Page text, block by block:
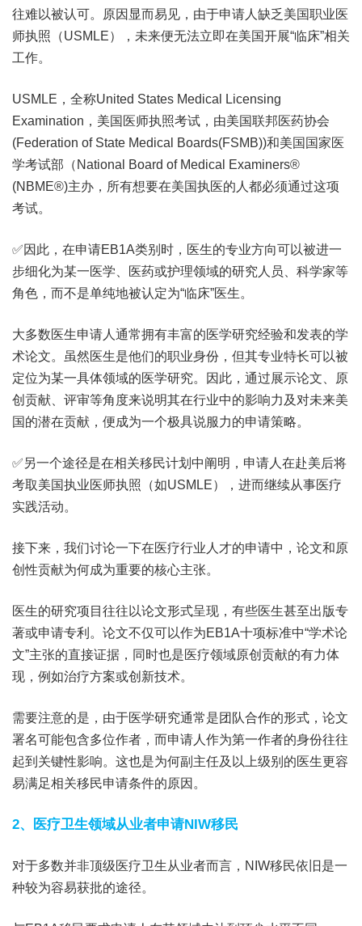
往难以被认可。原因显而易见，由于申请人缺乏美国职业医
师执照（USMLE），未来便无法立即在美国开展“临床”相关
工作。
USMLE，全称United States Medical Licensing
Examination，美国医师执照考试，由美国联邦医药协会
(Federation of State Medical Boards(FSMB))和美国国家医
学考试部（National Board of Medical Examiners®
(NBME®)主办，所有想要在美国执医的人都必须通过这项
考试。
✅因此，在申请EB1A类别时，医生的专业方向可以被进一
步细化为某一医学、医药或护理领域的研究人员、科学家等
角色，而不是单纯地被认定为“临床”医生。
大多数医生申请人通常拥有丰富的医学研究经验和发表的学
术论文。虽然医生是他们的职业身份，但其专业特长可以被
定位为某一具体领域的医学研究。因此，通过展示论文、原
创贡献、评审等角度来说明其在行业中的影响力及对未来美
国的潜在贡献，便成为一个极具说服力的申请策略。
✅另一个途径是在相关移民计划中阐明，申请人在赴美后将
考取美国执业医师执照（如USMLE），进而继续从事医疗
实践活动。
接下来，我们讨论一下在医疗行业人才的申请中，论文和原
创性贡献为何成为重要的核心主张。
医生的研究项目往往以论文形式呈现，有些医生甚至出版专
著或申请专利。论文不仅可以作为EB1A十项标准中“学术论
文”主张的直接证据，同时也是医疗领域原创贡献的有力体
现，例如治疗方案或创新技术。
需要注意的是，由于医学研究通常是团队合作的形式，论文
署名可能包含多位作者，而申请人作为第一作者的身份往往
起到关键性影响。这也是为何副主任及以上级别的医生更容
易满足相关移民申请条件的原因。
2、医疗卫生领域从业者申请NIW移民
对于多数并非顶级医疗卫生从业者而言，NIW移民依旧是一
种较为容易获批的途径。